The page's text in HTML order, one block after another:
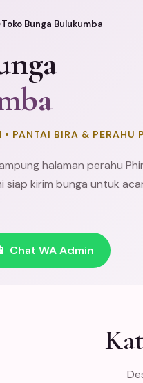
›Toko Bunga Bulukumba
• PANTAI BIRA & PERAHU
halaman perahu
siap kirim bunga untuk
📱 Chat WA Admin